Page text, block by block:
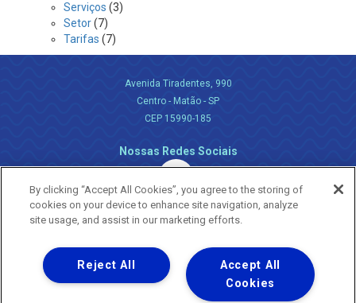
Serviços (3)
Setor(7)
Tarifas (7)
Avenida Tiradentes, 990
Centro - Matão - SP
CEP 15990-185
Nossas Redes Sociais
Uma empresa
Copyright ® 2026 - Todos os Direitos Reservados.
By clicking “Accept All Cookies”, you agree to the storing of
cookies on your device to enhance site navigation, analyze
site usage, and assist in our marketing efforts.
Accept All
Cookies
Reject All